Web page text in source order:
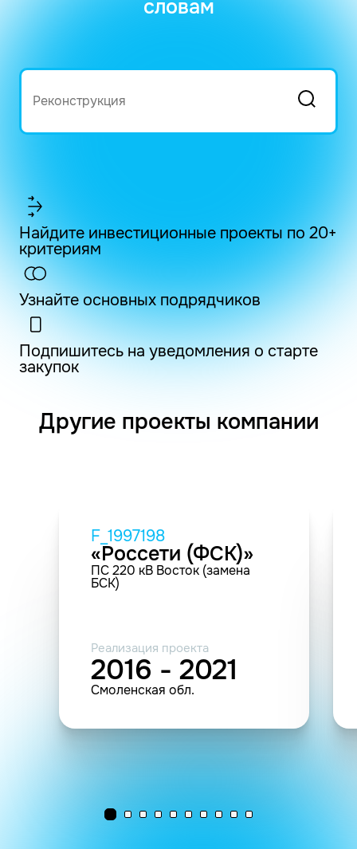
словам
Найдите инвестиционные проекты по 20+
критериям
Узнайте основных подрядчиков
Подпишитесь на уведомления о старте
закупок
Другие проекты компании
F_1997198
«Россети (ФСК)»
ПС 220 кВ Восток (замена
БСК)
Реализация проекта
2016 - 2021
Смоленская обл.